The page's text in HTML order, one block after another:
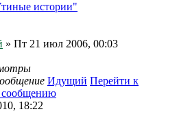
истории"
» Пт 21 июл 2006, 00:03
Идущий Перейти к
сообщению
18:22